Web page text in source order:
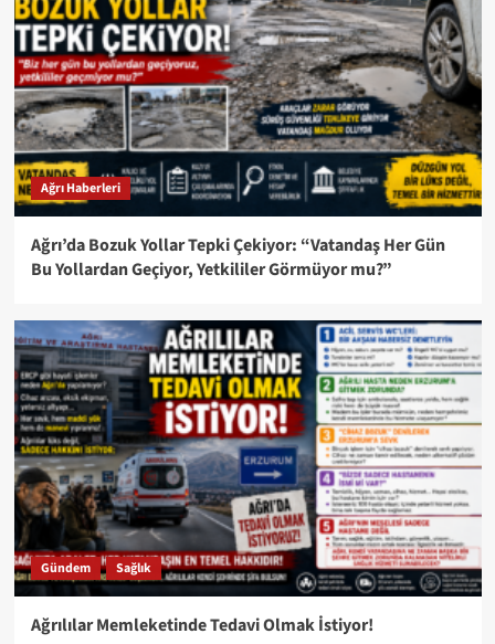
Ağrı Haberleri
Ağrı’da Bozuk Yollar Tepki Çekiyor: “Vatandaş Her Gün
Bu Yollardan Geçiyor, Yetkililer Görmüyor mu?”
Gündem Sağlık
Ağrılılar Memleketinde Tedavi Olmak İstiyor!